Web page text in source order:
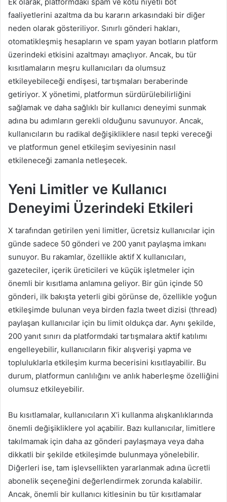
faaliyetlerini azaltma da bu kararın arkasındaki bir diğer
neden olarak gösteriliyor. Sınırlı gönderi hakları,
otomatikleşmiş hesapların ve spam yayan botların platform
üzerindeki etkisini azaltmayı amaçlıyor. Ancak, bu tür
kısıtlamaların meşru kullanıcıları da olumsuz
etkileyebileceği endişesi, tartışmaları beraberinde
getiriyor. X yönetimi, platformun sürdürülebilirliğini
sağlamak ve daha sağlıklı bir kullanıcı deneyimi sunmak
adına bu adımların gerekli olduğunu savunuyor. Ancak,
kullanıcıların bu radikal değişikliklere nasıl tepki vereceği
ve platformun genel etkileşim seviyesinin nasıl
etkileneceği zamanla netleşecek.
Yeni Limitler ve Kullanıcı
Deneyimi Üzerindeki Etkileri
X tarafından getirilen yeni limitler, ücretsiz kullanıcılar için
günde sadece 50 gönderi ve 200 yanıt paylaşma imkanı
sunuyor. Bu rakamlar, özellikle aktif X kullanıcıları,
gazeteciler, içerik üreticileri ve küçük işletmeler için
önemli bir kısıtlama anlamına geliyor. Bir gün içinde 50
gönderi, ilk bakışta yeterli gibi görünse de, özellikle yoğun
etkileşimde bulunan veya birden fazla tweet dizisi (thread)
paylaşan kullanıcılar için bu limit oldukça dar. Aynı şekilde,
200 yanıt sınırı da platformdaki tartışmalara aktif katılımı
engelleyebilir, kullanıcıların fikir alışverişi yapma ve
topluluklarla etkileşim kurma becerisini kısıtlayabilir. Bu
durum, platformun canlılığını ve anlık haberleşme özelliğini
olumsuz etkileyebilir.
Bu kısıtlamalar, kullanıcıların X’i kullanma alışkanlıklarında
önemli değişikliklere yol açabilir. Bazı kullanıcılar, limitlere
takılmamak için daha az gönderi paylaşmaya veya daha
dikkatli bir şekilde etkileşimde bulunmaya yönelebilir.
Diğerleri ise, tam işlevsellikten yararlanmak adına ücretli
abonelik seçeneğini değerlendirmek zorunda kalabilir.
Ancak, önemli bir kullanıcı kitlesinin bu tür kısıtlamalar